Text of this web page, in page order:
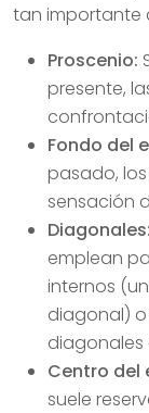
tan importante
Proscenio:
presente,
Fondo del
pasado,
sensación
Diagonales:
emplean
internos
diagonal)
diagonales
Centro del
suele